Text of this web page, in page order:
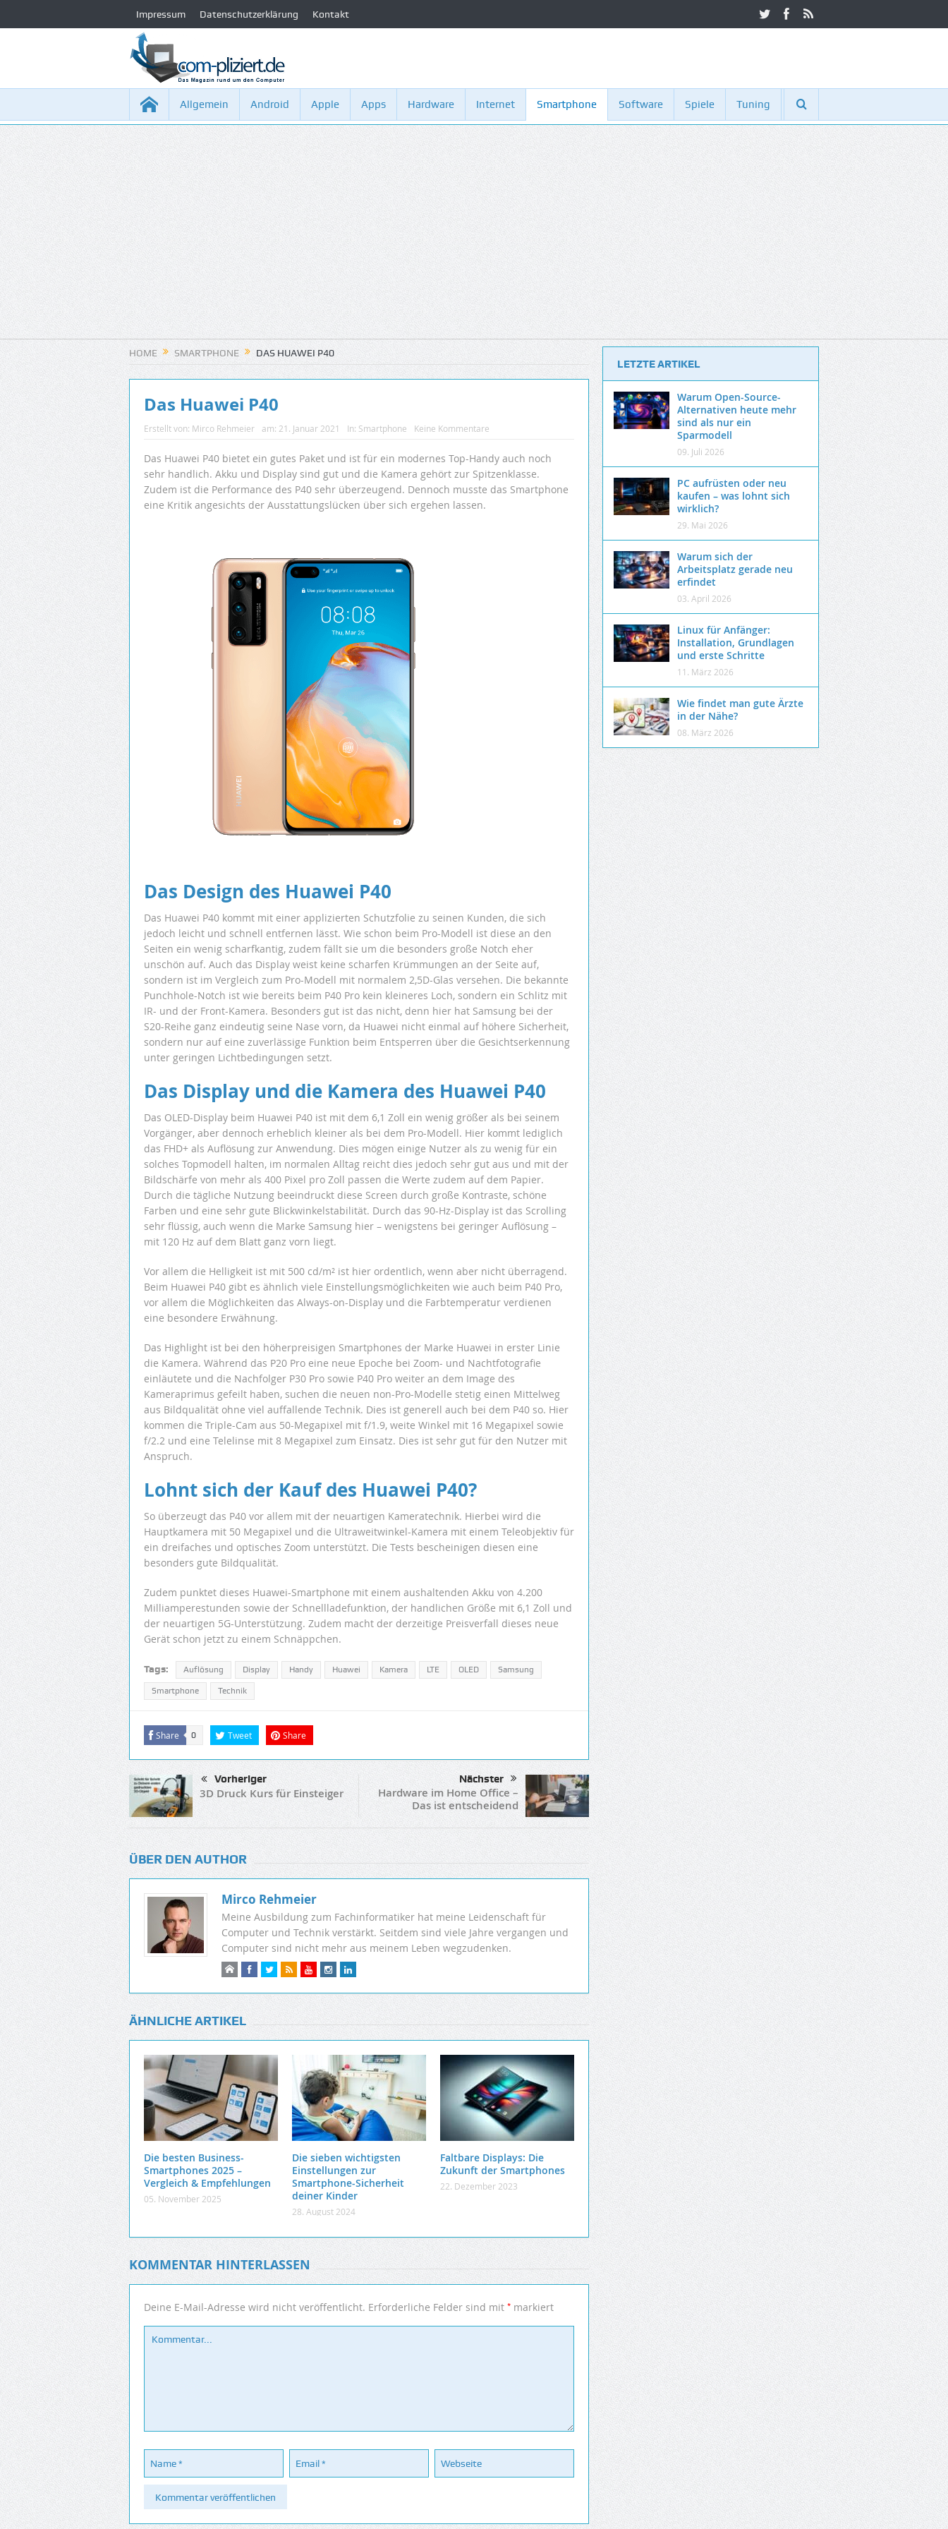
Impressum Datenschutzerklärung Kontakt
Allgemein Android Apple Apps Hardware Internet Smartphone Software Spiele Tuning
HOME SMARTPHONE DAS HUAWEI P40
Das Huawei P40
Erstellt von: Mirco Rehmeier am: 21. Januar 2021 In: Smartphone Keine Kommentare
Das Huawei P40 bietet ein gutes Paket und ist für ein modernes Top-Handy auch noch
sehr handlich. Akku und Display sind gut und die Kamera gehört zur Spitzenklasse.
Zudem ist die Performance des P40 sehr überzeugend. Dennoch musste das Smartphone
eine Kritik angesichts der Ausstattungslücken über sich ergehen lassen.
Das Design des Huawei P40
Das Huawei P40 kommt mit einer applizierten Schutzfolie zu seinen Kunden, die sich
jedoch leicht und schnell entfernen lässt. Wie schon beim Pro-Modell ist diese an den
Seiten ein wenig scharfkantig, zudem fällt sie um die besonders große Notch eher
unschön auf. Auch das Display weist keine scharfen Krümmungen an der Seite auf,
sondern ist im Vergleich zum Pro-Modell mit normalem 2,5D-Glas versehen. Die bekannte
Punchhole-Notch ist wie bereits beim P40 Pro kein kleineres Loch, sondern ein Schlitz mit
IR- und der Front-Kamera. Besonders gut ist das nicht, denn hier hat Samsung bei der
S20-Reihe ganz eindeutig seine Nase vorn, da Huawei nicht einmal auf höhere Sicherheit,
sondern nur auf eine zuverlässige Funktion beim Entsperren über die Gesichtserkennung
unter geringen Lichtbedingungen setzt.
Das Display und die Kamera des Huawei P40
Das OLED-Display beim Huawei P40 ist mit dem 6,1 Zoll ein wenig größer als bei seinem
Vorgänger, aber dennoch erheblich kleiner als bei dem Pro-Modell. Hier kommt lediglich
das FHD+ als Auflösung zur Anwendung. Dies mögen einige Nutzer als zu wenig für ein
solches Topmodell halten, im normalen Alltag reicht dies jedoch sehr gut aus und mit der
Bildschärfe von mehr als 400 Pixel pro Zoll passen die Werte zudem auf dem Papier.
Durch die tägliche Nutzung beeindruckt diese Screen durch große Kontraste, schöne
Farben und eine sehr gute Blickwinkelstabilität. Durch das 90-Hz-Display ist das Scrolling
sehr flüssig, auch wenn die Marke Samsung hier – wenigstens bei geringer Auflösung –
mit 120 Hz auf dem Blatt ganz vorn liegt.
Vor allem die Helligkeit ist mit 500 cd/m² ist hier ordentlich, wenn aber nicht überragend.
Beim Huawei P40 gibt es ähnlich viele Einstellungsmöglichkeiten wie auch beim P40 Pro,
vor allem die Möglichkeiten das Always-on-Display und die Farbtemperatur verdienen
eine besondere Erwähnung.
Das Highlight ist bei den höherpreisigen Smartphones der Marke Huawei in erster Linie
die Kamera. Während das P20 Pro eine neue Epoche bei Zoom- und Nachtfotografie
einläutete und die Nachfolger P30 Pro sowie P40 Pro weiter an dem Image des
Kameraprimus gefeilt haben, suchen die neuen non-Pro-Modelle stetig einen Mittelweg
aus Bildqualität ohne viel auffallende Technik. Dies ist generell auch bei dem P40 so. Hier
kommen die Triple-Cam aus 50-Megapixel mit f/1.9, weite Winkel mit 16 Megapixel sowie
f/2.2 und eine Telelinse mit 8 Megapixel zum Einsatz. Dies ist sehr gut für den Nutzer mit
Anspruch.
Lohnt sich der Kauf des Huawei P40?
So überzeugt das P40 vor allem mit der neuartigen Kameratechnik. Hierbei wird die
Hauptkamera mit 50 Megapixel und die Ultraweitwinkel-Kamera mit einem Teleobjektiv für
ein dreifaches und optisches Zoom unterstützt. Die Tests bescheinigen diesen eine
besonders gute Bildqualität.
Zudem punktet dieses Huawei-Smartphone mit einem aushaltenden Akku von 4.200
Milliamperestunden sowie der Schnellladefunktion, der handlichen Größe mit 6,1 Zoll und
der neuartigen 5G-Unterstützung. Zudem macht der derzeitige Preisverfall dieses neue
Gerät schon jetzt zu einem Schnäppchen.
Tags: Auflösung Display Handy Huawei Kamera LTE OLED Samsung
Smartphone Technik
Share 0 Tweet Share
Vorheriger
3D Druck Kurs für Einsteiger
Nächster
Hardware im Home Office –
Das ist entscheidend
ÜBER DEN AUTHOR
Mirco Rehmeier
Meine Ausbildung zum Fachinformatiker hat meine Leidenschaft für
Computer und Technik verstärkt. Seitdem sind viele Jahre vergangen und
Computer sind nicht mehr aus meinem Leben wegzudenken.
ÄHNLICHE ARTIKEL
Die besten Business-
Smartphones 2025 –
Vergleich & Empfehlungen
05. November 2025
Die sieben wichtigsten
Einstellungen zur
Smartphone-Sicherheit
deiner Kinder
28. August 2024
Faltbare Displays: Die
Zukunft der Smartphones
22. Dezember 2023
KOMMENTAR HINTERLASSEN
Deine E-Mail-Adresse wird nicht veröffentlicht. Erforderliche Felder sind mit * markiert
LETZTE ARTIKEL
Warum Open-Source-
Alternativen heute mehr
sind als nur ein
Sparmodell
09. Juli 2026
PC aufrüsten oder neu
kaufen – was lohnt sich
wirklich?
29. Mai 2026
Warum sich der
Arbeitsplatz gerade neu
erfindet
03. April 2026
Linux für Anfänger:
Installation, Grundlagen
und erste Schritte
11. März 2026
Wie findet man gute Ärzte
in der Nähe?
08. März 2026